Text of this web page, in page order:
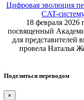
Цифровая эволюция
CAT-
18 февраля 2026
посвященный
для представителей
провела Наталья
Поделиться переводом
×